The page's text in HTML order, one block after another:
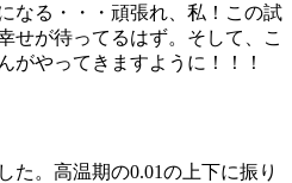
なる・・・頑張れ、私！この試
せが待ってるはず。そして、こ
がやってきますように！！！
た。高温期の0.01の上下に振り